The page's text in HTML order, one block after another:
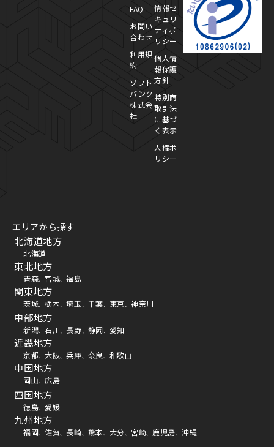
FAQ
お問い
合わせ
利用規
約
ソフト
バンク
株式会
社
情報セ
キュリ
ティポ
リシー
個人情
報保護
方針
特別商
取引法
に基づ
く表示
人権ポ
リシー
エリアから探す
北海道地方
北海道
東北地方
青森、 宮城、 福島
関東地方
茨城、 栃木、 埼玉、 千葉、 東京、 神奈川
中部地方
新潟、 石川、 長野、 静岡、 愛知
近畿地方
京都、 大阪、 兵庫、 奈良、 和歌山
中国地方
岡山、 広島
四国地方
徳島、 愛媛
九州地方
福岡、 佐賀、 長崎、 熊本、 大分、 宮崎、 鹿児島、 沖縄